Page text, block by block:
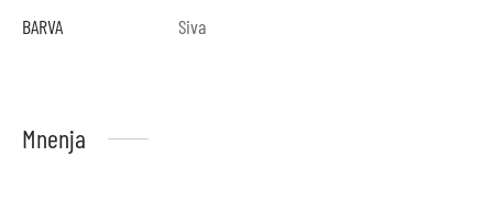
BARVA Siva
Mnenja